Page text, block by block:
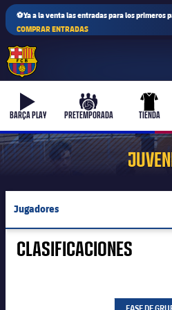
⚽Ya a la venta las entradas para los primeros
COMPRAR ENTRADAS
b-play
BARÇA PLAY
culers-ball
PRETEMPORADA TIENDA
Jugadores
Calendario
CLASIFICACIONES